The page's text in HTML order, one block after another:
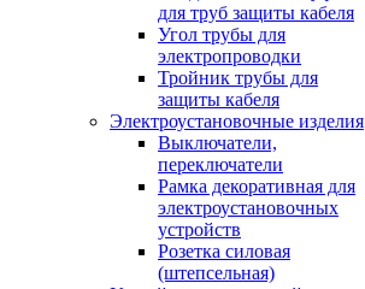
для труб защиты кабеля
Угол трубы для
электропроводки
Тройник трубы для
защиты кабеля
Электроустановочные изделия
Выключатели,
переключатели
Рамка декоративная для
электроустановочных
устройств
Розетка силовая
(штепсельная)